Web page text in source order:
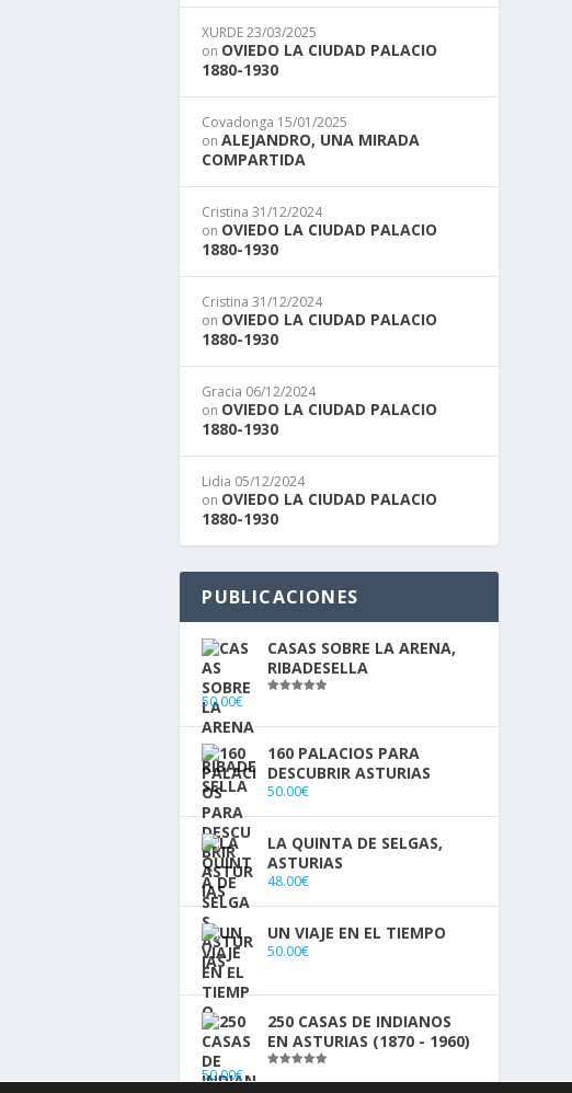
XURDE23/03/2025
on OVIEDO LA CIUDAD PALACIO
1880-1930
Covadonga 15/01/2025
onALEJANDRO, UNA MIRADA
COMPARTIDA
Cristina 31/12/2024
on OVIEDO LA CIUDAD PALACIO
1880-1930
Cristina 31/12/2024
on OVIEDO LA CIUDAD PALACIO
1880-1930
Gracia 06/12/2024
on OVIEDO LA CIUDAD PALACIO
1880-1930
Lidia 05/12/2024
on OVIEDO LA CIUDAD PALACIO
1880-1930
PUBLICACIONES
CASAS SOBRE LA ARENA,
RIBADESELLA
50.00€
160 PALACIOS PARA
DESCUBRIR ASTURIAS
50.00€
LA QUINTA DE SELGAS,
ASTURIAS
48.00€
UN VIAJE EN EL TIEMPO
50.00€
250 CASAS DE INDIANOS
EN ASTURIAS (1870 - 1960)
Valorado
50.00€